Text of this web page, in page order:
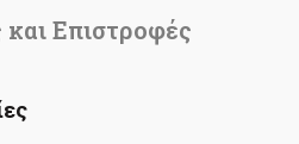
Επιστροφές